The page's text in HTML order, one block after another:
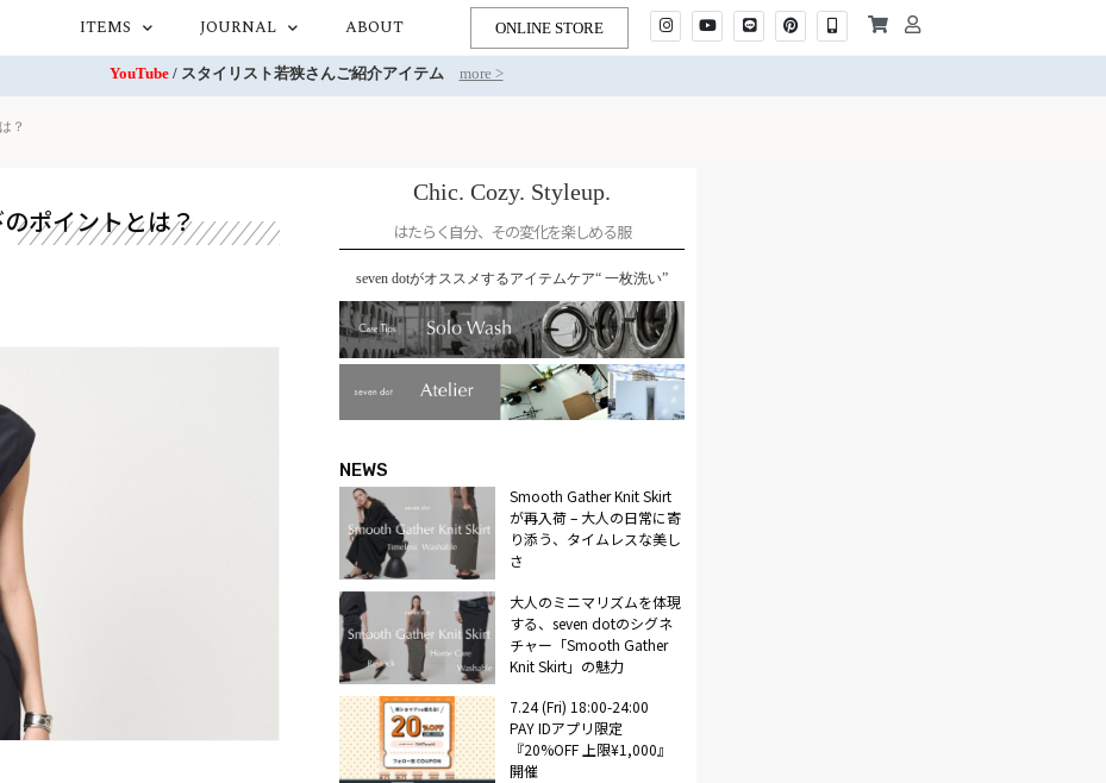
ITEMS JOURNAL ABOUT ONLINE STORE
YouTube/ スタイリスト若狭さんご紹介アイテム more >
？
ポイントとは？
Chic. Cozy. Styleup.
はたらく自分、その変化を楽しめる服
seven dotがオススメするアイテムケア“ 一枚洗い”
NEWS
Smooth Gather Knit Skirt
が再入荷 – 大人の日常に寄
り添う、タイムレスな美し
さ
大人のミニマリズムを体現
する、seven dotのシグネ
チャー「Smooth Gather
Knit Skirt」の魅力
7.24 (Fri) 18:00-24:00
PAY IDアプリ限定
『20%OFF 上限¥1,000』
開催